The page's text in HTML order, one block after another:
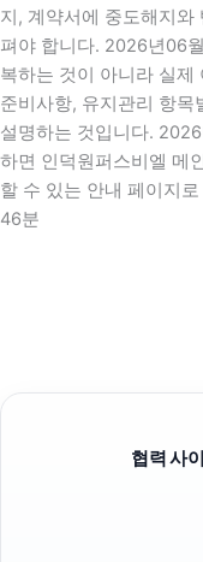
지, 계약서에 중도해지
펴야 합니다. 2026년06
복하는 것이 아니라 실제
준비사항, 유지관리 항목
설명하는 것입니다.
하면 인덕원퍼스비엘 메
할 수 있는 안내 페이지
46분
협력 사